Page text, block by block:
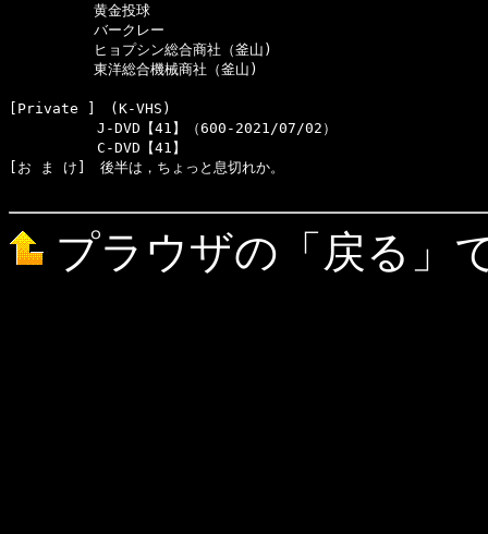
黄金投球
バークレー
ヒョプシン総合商社（釜山)
東洋総合機械商社（釜山)
[Private ]　(K-VHS)
  　　　　　J-DVD【41】（600-2021/07/02）
  　　　　　C-DVD【41】
[お ま け]　後半は，ちょっと息切れか。
プラウザの「戻る」